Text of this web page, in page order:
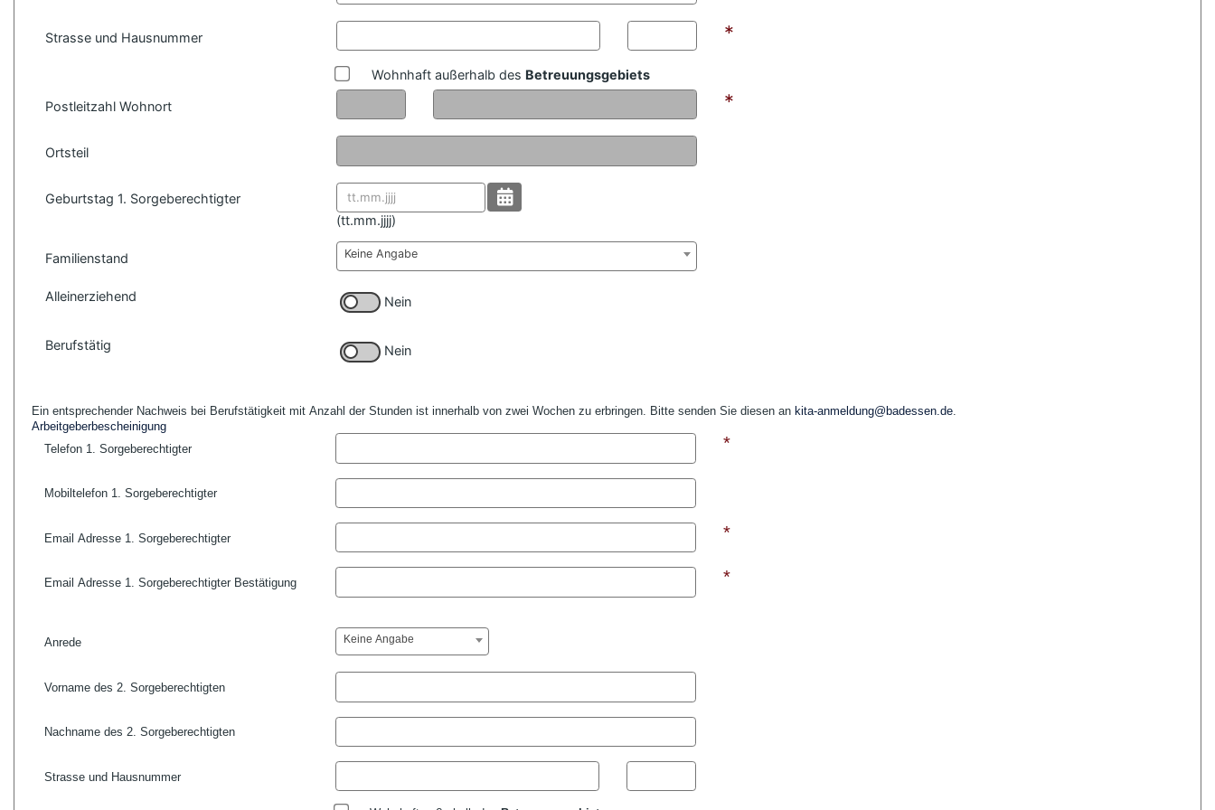
Strasse und Hausnummer *
Wohnhaft außerhalb des Betreuungsgebiets
Postleitzahl Wohnort *
Ortsteil
Geburtstag 1. Sorgeberechtigter
(Datum format:
tt.mm.jjjj)
Familienstand Keine Angabe
Alleinerziehend Nein
Berufstätig Nein
Ein entsprechender Nachweis bei Berufstätigkeit mit Anzahl der Stunden ist innerhalb von zweiWochen zu erbringen. Bitte senden Sie diesen an kita-anmeldung@badessen.de.
Arbeitgeberbescheinigung
Telefon 1. Sorgeberechtigter
*
Mobiltelefon 1. Sorgeberechtigter
Email Adresse 1. Sorgeberechtigter *
Email Adresse 1. Sorgeberechtigter Bestätigung *
Anrede Keine Angabe
Vorname des 2. Sorgeberechtigten
Nachname des 2. Sorgeberechtigten
Strasse und Hausnummer